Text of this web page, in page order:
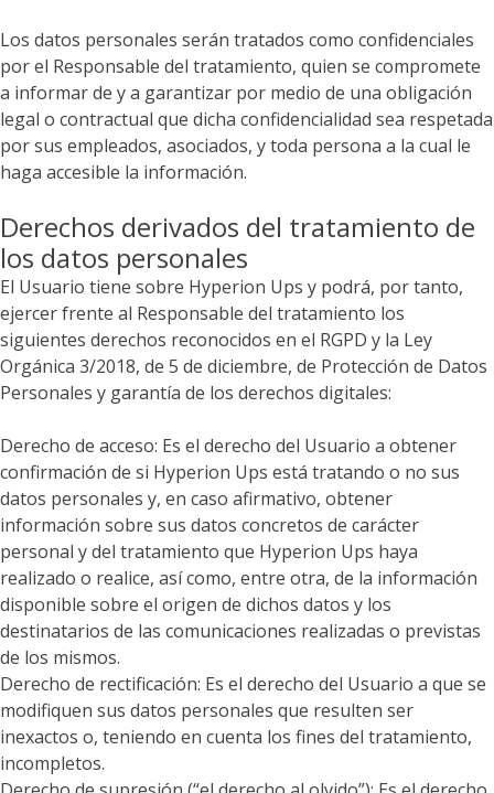
Los datos personales serán tratados como confidenciales
por el Responsable del tratamiento, quien se compromete
a informar de y a garantizar por medio de una obligación
legal o contractual que dicha confidencialidad sea respetada
por sus empleados, asociados, y toda persona a la cual le
haga accesible la información.
Derechos derivados del tratamiento de
los datos personales
El Usuario tiene sobre Hyperion Ups y podrá, por tanto,
ejercer frente al Responsable del tratamiento los
siguientes derechos reconocidos en el RGPD y la Ley
Orgánica 3/2018, de 5 de diciembre, de Protección de Datos
Personales y garantía de los derechos digitales:
Derecho de acceso: Es el derecho del Usuario a obtener
confirmación de si Hyperion Ups está tratando o no sus
datos personales y, en caso afirmativo, obtener
información sobre sus datos concretos de carácter
personal y del tratamiento que Hyperion Ups haya
realizado o realice, así como, entre otra, de la información
disponible sobre el origen de dichos datos y los
destinatarios de las comunicaciones realizadas o previstas
de los mismos.
Derecho de rectificación: Es el derecho del Usuario a que se
modifiquen sus datos personales que resulten ser
inexactos o, teniendo en cuenta los fines del tratamiento,
incompletos.